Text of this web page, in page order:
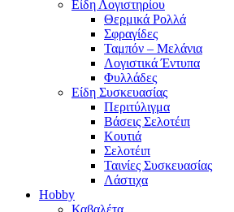
Είδη Λογιστηρίου
Θερμικά Ρολλά
Σφραγίδες
Ταμπόν – Μελάνια
Λογιστικά Έντυπα
Φυλλάδες
Είδη Συσκευασίας
Περιτύλιγμα
Βάσεις Σελοτέιπ
Κουτιά
Σελοτέιπ
Ταινίες Συσκευασίας
Λάστιχα
Hobby
Καβαλέτα